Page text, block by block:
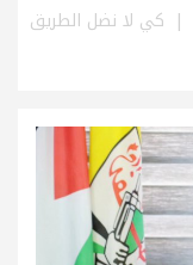
كي لا نضل الطريق